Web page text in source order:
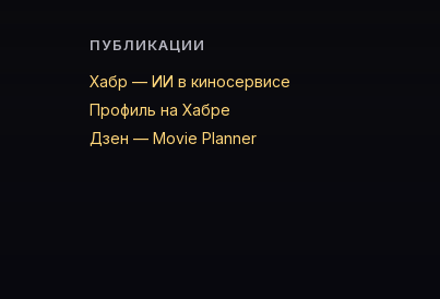
ПУБЛИКАЦИИ
Хабр — ИИ в киносервисе
Профиль на Хабре
Дзен — Movie Planner